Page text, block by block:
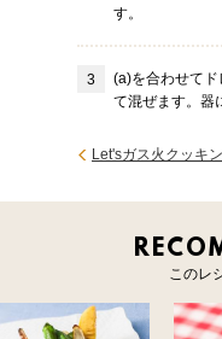
す。
(a)を合わせてド
て混ぜます。器
Let'sガス火クッキ
このレ